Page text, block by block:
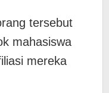
tersebut
mahasiswa
mereka